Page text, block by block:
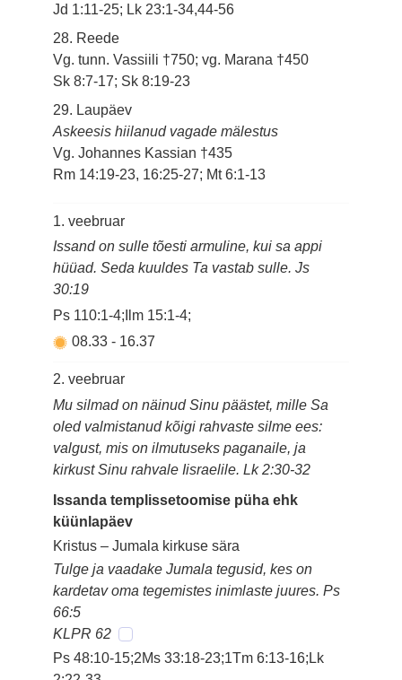
Jd 1:11-25; Lk 23:1-34,44-56
28. Reede
Vg. tunn. Vassiili †750; vg. Marana †450
Sk 8:7-17; Sk 8:19-23
29. Laupäev
Askeesis hiilanud vagade mälestus
Vg. Johannes Kassian †435
Rm 14:19-23, 16:25-27; Mt 6:1-13
1. veebruar
Issand on sulle tõesti armuline, kui sa appi
hüüad. Seda kuuldes Ta vastab sulle. Js
30:19
Ps 110:1-4;Ilm 15:1-4;
08.33- 16.37
2. veebruar
Mu silmad on näinud Sinu päästet, mille Sa
oled valmistanud kõigi rahvaste silme ees:
valgust, mis on ilmutuseks paganaile, ja
kirkust Sinu rahvale Iisraelile. Lk 2:30-32
Issanda templissetoomise püha ehk
küünlapäev
Kristus – Jumala kirkuse sära
Tulge ja vaadake Jumala tegusid, kes on
kardetav oma tegemistes inimlaste juures. Ps
66:5
KLPR 62
Ps 48:10-15;2Ms 33:18-23;1Tm 6:13-16;Lk